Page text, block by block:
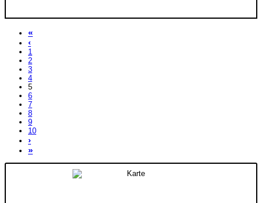
«
‹
1
2
3
4
5
6
7
8
9
10
›
»